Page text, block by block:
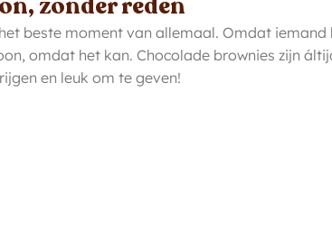
beste moment van allemaal. Omdat iemand
omdat het kan. Chocolade brownies zijn
en leuk om te geven!